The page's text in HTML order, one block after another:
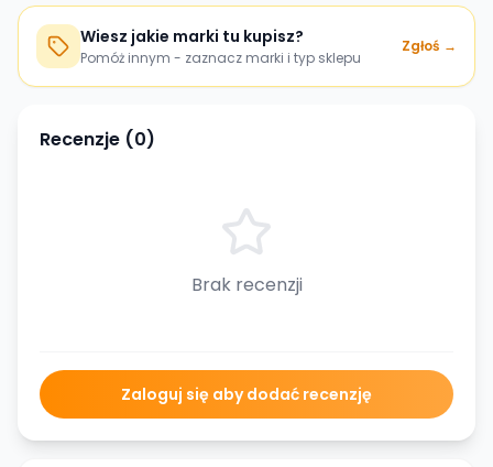
Wiesz jakie marki tu kupisz?
Pomóż innym - zaznacz marki i typ sklepu
Zgłoś →
Recenzje (0)
Brak recenzji
Zaloguj się aby dodać recenzję